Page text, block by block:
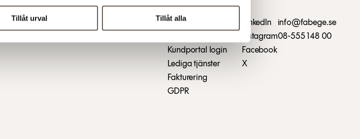
Tillåt urval Tillåt alla
Kontakta oss
Kundportal login
Lediga tjänster
Fakturering
GDPR
LinkedIn
Instagram
Facebook
X
info@fabege.se
08-555 148 00